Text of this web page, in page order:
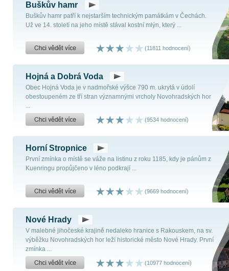
Buškův hamr
Buškův hamr patří k nejstarším technickým památkám v Čechách.
Už ve 14. století na jeho místě stával kostní mlýn, který ...
(11811 hodnocení)
Hojná a Dobrá Voda
Obec Hojná Voda je v nadmořské výšce 790 m. ukrytá v údolí
obestoupeném ze tří stran významnými vrcholy Novohradských hor
...
(9534 hodnocení)
Horní Stropnice
První zmínka o místě se váže na listinu z roku 1185, kdy je pánům z
Kuenringu propůjčeno v léno podkrají ...
(9669 hodnocení)
Nové Hrady
V malebné jihočeské krajině nedaleko hranice s Rakouskem, na sv.
výběžku Novohradských hor leží historické město Nové Hrady. První
zmínka ...
(10977 hodnocení)